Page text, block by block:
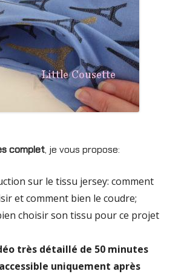
complet, je vous propose:
sur le tissu jersey: comment
et comment bien le coudre;
choisir son tissu pour ce projet
très détaillé de 50 minutes
accessible uniquement après